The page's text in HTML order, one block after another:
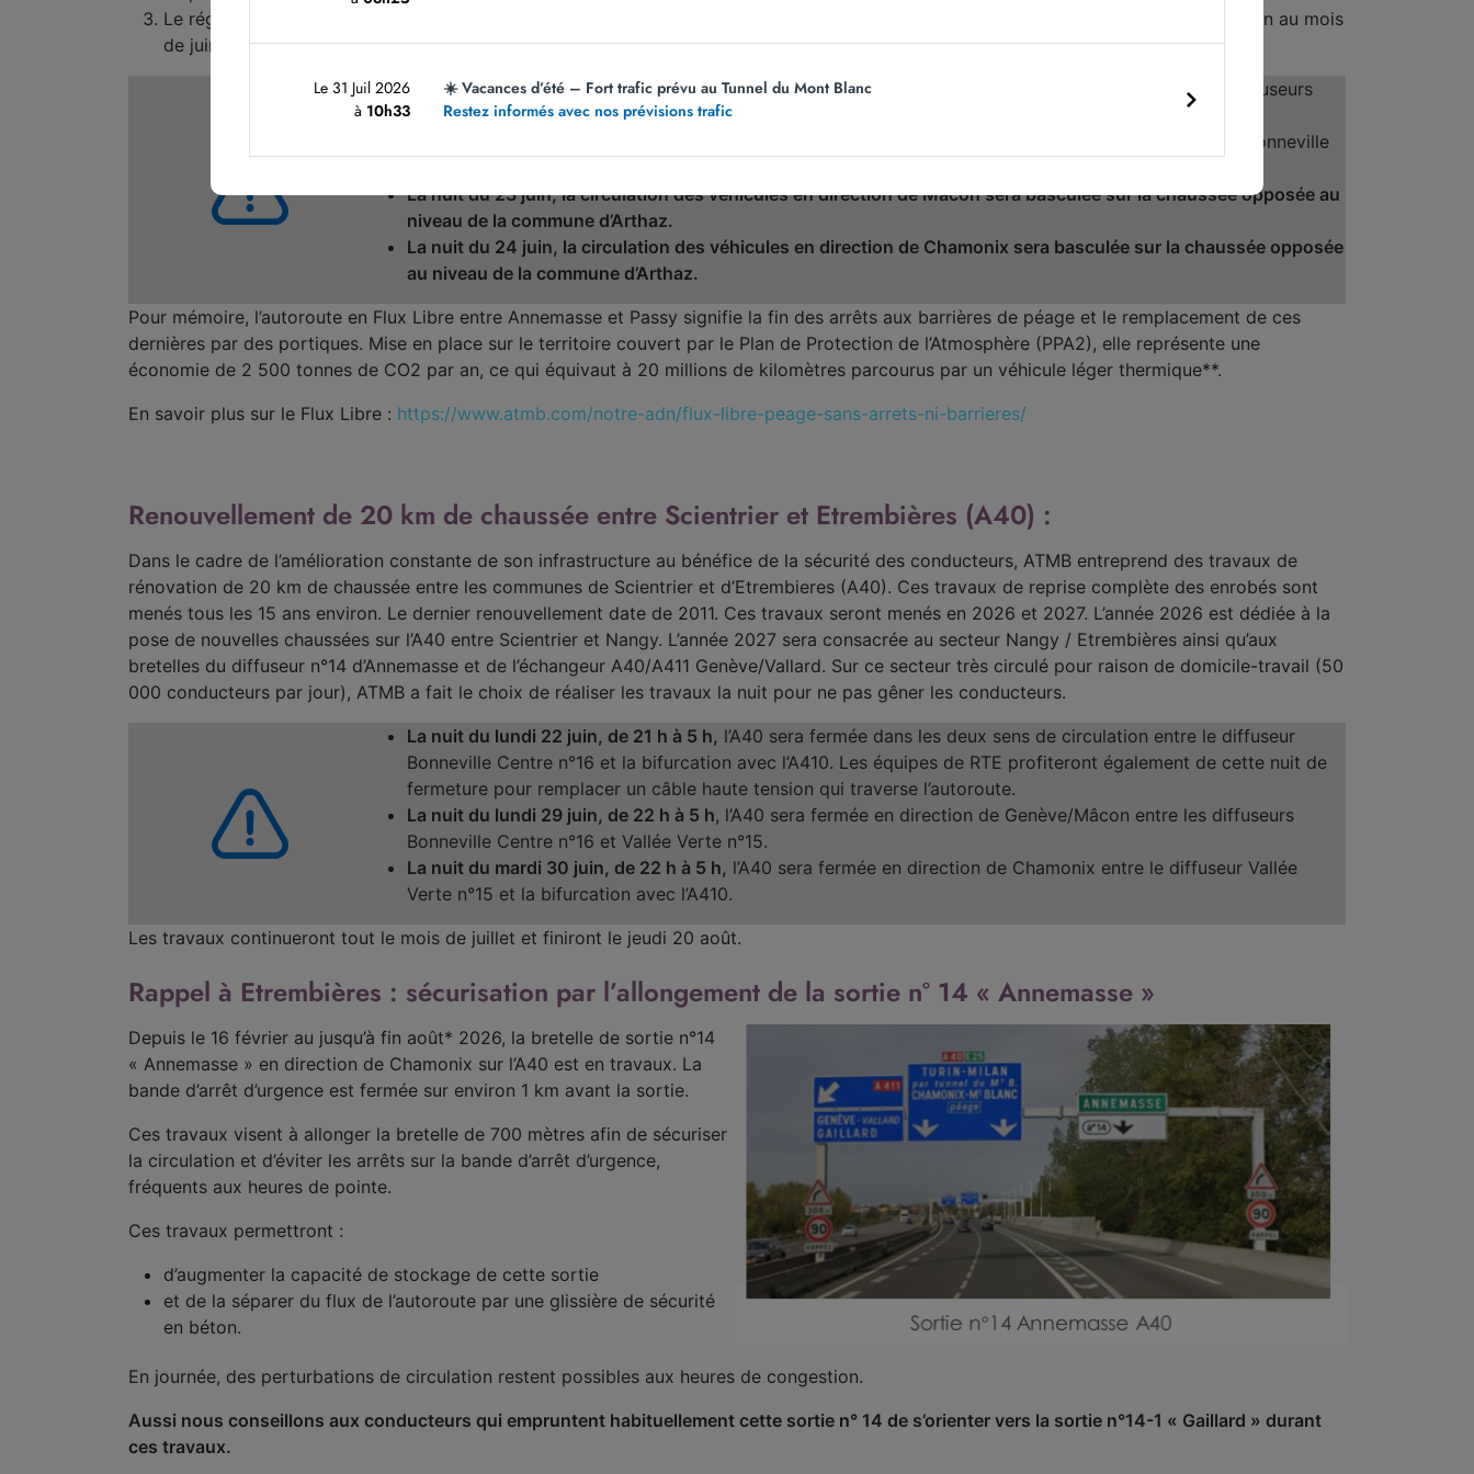
Le réglage des équipements du portique permettant les tests préparatoires, nécessitant une nuit de fermeture par sens de circulation au mois
de juin.
La nuit du mercredi 3 juin, de 21 h à 5 h, l’A40 sera fermée en direction de Genève/Mâcon entre les diffuseurs
Cluses n°19 et Bonneville Zones Industrielles n°17. L’entrée n°18 Scionzier sera également fermée.
, l’A40 sera fermée en direction de Chamonix entre les diffuseurs Bonneville
La nuit du 23 juin, la circulation des véhicules en direction de Mâcon sera basculée sur la chaussée opposée au
niveau de la commune d’Arthaz.
La nuit du 24 juin, la circulation des véhicules en direction de Chamonix sera basculée sur la chaussée opposée
au niveau de la commune d’Arthaz.
Pour mémoire, l’autoroute en Flux Libre entre Annemasse et Passy signifie la fin des arrêts aux barrières de péage et le remplacement de ces
dernières par des portiques. Mise en place sur le territoire couvert par le Plan de Protection de l’Atmosphère (PPA2), elle représente une
économie de 2 500 tonnes de CO2 par an, ce qui équivaut à 20 millions de kilomètres parcourus par un véhicule léger thermique**.
En savoir plus sur le Flux Libre : https://www.atmb.com/notre-adn/flux-libre-peage-sans-arrets-ni-barrieres/
Renouvellement de 20 km de chaussée entre Scientrier et Etrembières (A40) :
Dans le cadre de l’amélioration constante de son infrastructure au bénéfice de la sécurité des conducteurs, ATMB entreprend des travaux de
rénovation de 20 km de chaussée entre les communes de Scientrier et d’Etrembieres (A40). Ces travaux de reprise complète des enrobés sont
menés tous les 15 ans environ. Le dernier renouvellement date de 2011. Ces travaux seront menés en 2026 et 2027. L’année 2026 est dédiée à la
pose de nouvelles chaussées sur l’A40 entre Scientrier et Nangy. L’année 2027 sera consacrée au secteur Nangy / Etrembières ainsi qu’aux
bretelles du diffuseur n°14 d’Annemasse et de l’échangeur A40/A411 Genève/Vallard. Sur ce secteur très circulé pour raison de domicile-travail (50
000 conducteurs par jour), ATMB a fait le choix de réaliser les travaux la nuit pour ne pas gêner les conducteurs.
La nuit du lundi 22 juin, de 21 h à 5 h, l’A40 sera fermée dans les deux sens de circulation entre le diffuseur
Bonneville Centre n°16 et la bifurcation avec l’A410. Les équipes de RTE profiteront également de cette nuit de
fermeture pour remplacer un câble haute tension qui traverse l’autoroute.
La nuit du lundi 29 juin, de 22 h à 5 h, l’A40 sera fermée en direction de Genève/Mâcon entre les diffuseurs
Bonneville Centre n°16 et Vallée Verte n°15.
La nuit du mardi 30 juin, de 22 h à 5 h, l’A40 sera fermée en direction de Chamonix entre le diffuseur Vallée
Verte n°15 et la bifurcation avec l’A410.
Les travaux continueront tout le mois de juillet et finiront le jeudi 20 août.
Rappel à Etrembières : sécurisation par l’allongement de la sortie n° 14 « Annemasse »
Depuis le 16 février au jusqu’à fin août* 2026, la bretelle de sortie n°14
« Annemasse » en direction de Chamonix sur l’A40 est en travaux. La
bande d’arrêt d’urgence est fermée sur environ 1 km avant la sortie.
Ces travaux visent à allonger la bretelle de 700 mètres afin de sécuriser
la circulation et d’éviter les arrêts sur la bande d’arrêt d’urgence,
fréquents aux heures de pointe.
Ces travaux permettront :
d’augmenter la capacité de stockage de cette sortie
et de la séparer du flux de l’autoroute par une glissière de sécurité
en béton.
En journée, des perturbations de circulation restent possibles aux heures de congestion.
Aussi nous conseillons aux conducteurs qui empruntent habituellement cette sortie n° 14 de s’orienter vers la sortie n°14-1 « Gaillard » durant
ces travaux.
Le 31 Juil 2026
à 10h33
☀️ Vacances d’été – Fort trafic prévu au Tunnel du Mont Blanc
Restez informés avec nos prévisions trafic